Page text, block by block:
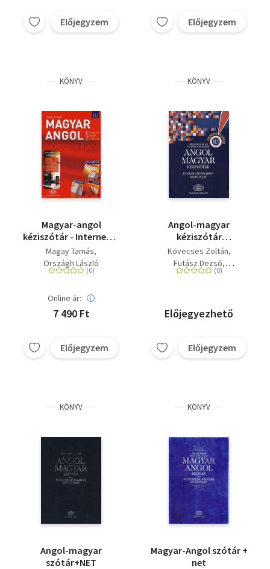
Előjegyzem Előjegyzem
KÖNYV
Magyar-angol
kéziszótár - Internetes
hozzáféréssel
Magay Tamás
Országh László
Online ár:
7 490 Ft
Előjegyzem
KÖNYV
Angol-magyar
kéziszótár
(+Hangosszótár CD-
vel) - english-
hungarian dictionary
Kövecses Zoltán
Futász Dezső
Országh László
Előjegyezhető
Előjegyzem
KÖNYV
Angol-magyar
szótár+NET
KÖNYV
Magyar-Angol szótár +
net